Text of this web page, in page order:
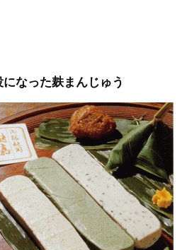
なった麸まんじゅう